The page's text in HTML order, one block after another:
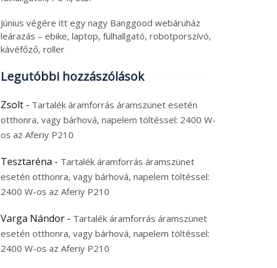
Június végére itt egy nagy Banggood webáruház
leárazás – ebike, laptop, fülhallgató, robotporszívó,
kávéfőző, roller
Legutóbbi hozzászólások
Zsolt - Tartalék áramforrás áramszünet esetén
otthonra, vagy bárhová, napelem töltéssel: 2400 W-
os az Aferiy P210
Tesztaréna - Tartalék áramforrás áramszünet
esetén otthonra, vagy bárhová, napelem töltéssel:
2400 W-os az Aferiy P210
Varga Nándor - Tartalék áramforrás áramszünet
esetén otthonra, vagy bárhová, napelem töltéssel:
2400 W-os az Aferiy P210